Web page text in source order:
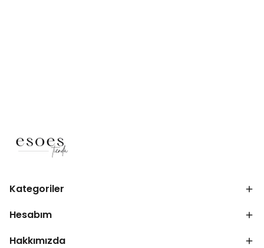
Kategoriler
Hesabım
Hakkımızda